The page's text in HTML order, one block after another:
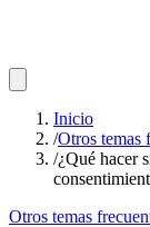
Inicio
/Otros temas
/¿Qué hacer
Otros temas